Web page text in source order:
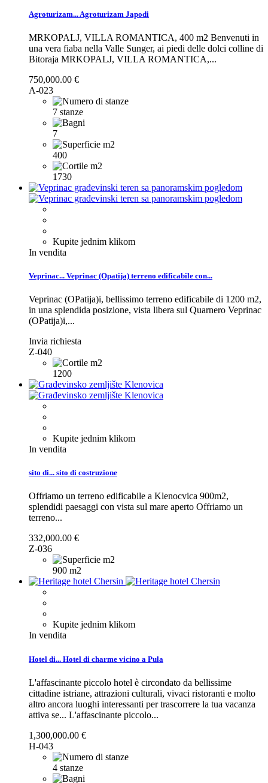
Agroturizam... Agroturizam Japodi
MRKOPALJ, VILLA ROMANTICA, 400 m2 Benvenuti in
una vera fiaba nella Valle Sunger, ai piedi delle dolci colline di
Bitoraja MRKOPALJ, VILLA ROMANTICA,...
750,000.00 €
A-023
7 stanze
7
400
1730
Kupite jednim klikom
In vendita
Veprinac... Veprinac (Opatija) terreno edificabile con...
Veprinac (OPatija)i, bellissimo terreno edificabile di 1200 m2,
in una splendida posizione, vista libera sul Quarnero Veprinac
(OPatija)i,...
Invia richiesta
Z-040
1200
Kupite jednim klikom
In vendita
sito di... sito di costruzione
Offriamo un terreno edificabile a Klenocvica 900m2,
splendidi paesaggi con vista sul mare aperto Offriamo un
terreno...
332,000.00 €
Z-036
900 m2
Kupite jednim klikom
In vendita
Hotel di... Hotel di charme vicino a Pula
L'affascinante piccolo hotel è circondato da bellissime
cittadine istriane, attrazioni culturali, vivaci ristoranti e molto
altro ancora luoghi interessanti per trascorrere la tua vacanza
attiva se... L'affascinante piccolo...
1,300,000.00 €
H-043
4 stanze